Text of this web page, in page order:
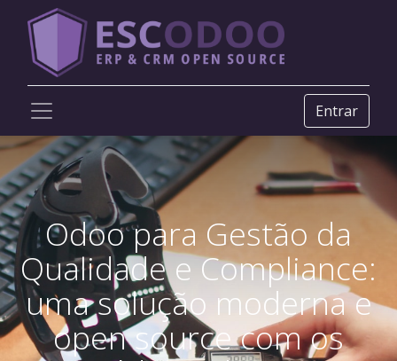
Entrar
Odoo para Gestão da
Qualidade e Compliance:
uma solução moderna e
open source com os